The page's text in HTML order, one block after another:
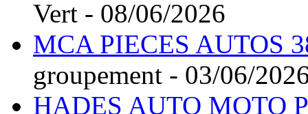
Vert - 08/06/2026
MCA PIECES AUTOS
groupement - 03/06/
HADES AUTO MOTO